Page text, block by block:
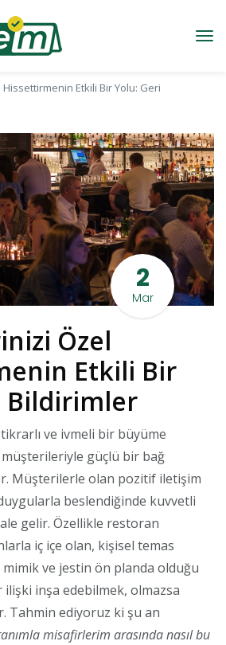
Etkili Bir Yolu: Geri
2
Mar
Özel
Etkili Bir
Bildirimler
ve ivmeli bir büyüme
müşterileriyle güçlü bir bağ
Müşterilerle olan pozitif iletişim
beslendiğinde kuvvetli
gelir. Özellikle restoran
iç içe olan, kişisel temas
ve jestin ön planda olduğu
inşa edebilmek, olmazsa
Tahmin ediyoruz ki şu an
misafirlerim arasında nasıl bu